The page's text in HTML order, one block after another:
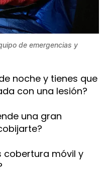
de emergencias y
noche y tienes que
con una lesión?
una gran
cobertura móvil y